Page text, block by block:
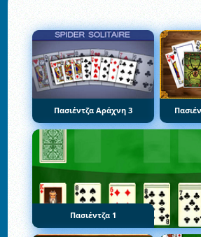
Πασιέντζα Αράχνη 3
Πασιέντζα 1